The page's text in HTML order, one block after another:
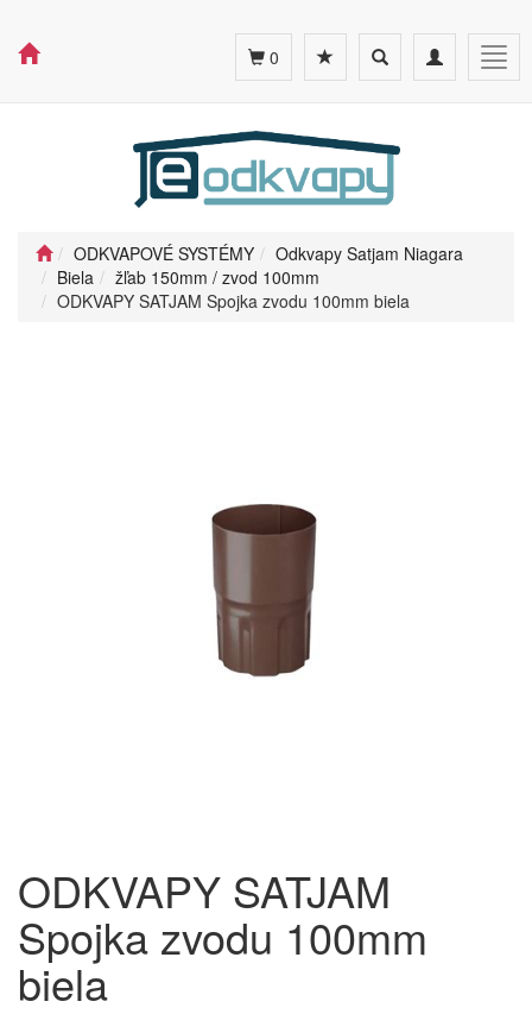
Toggle
navigation
Toggle
search
0
ODKVAPOVÉ SYSTÉMY
Odkvapy Satjam Niagara
Biela
žľab 150mm / zvod 100mm
ODKVAPY SATJAM Spojka zvodu 100mm biela
ODKVAPY SATJAM
Spojka zvodu 100mm
biela